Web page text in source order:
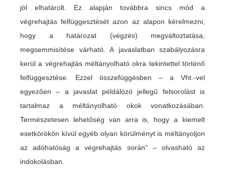
jól elhatárolt. Ez alapján továbbra sincs mód a
végrehajtás felfüggesztését azon az alapon kérelmezni,
hogy a határozat (végzés) megváltoztatása,
megsemmisítése várható. A javaslatban szabályozásra
kerül a végrehajtás méltányolható okra tekintettel történő
felfüggesztése. Ezzel összefüggésben – a Vht.-vel
egyezően – a javaslat példálózó jellegű felsorolást is
tartalmaz a méltányolható okok vonatkozásában.
Természetesen lehetőség van arra is, hogy a kiemelt
esetkörökön kívül egyéb olyan körülményt is méltányoljon
az adóhatóság a végrehajtás során” – olvasható az
indokolásban.